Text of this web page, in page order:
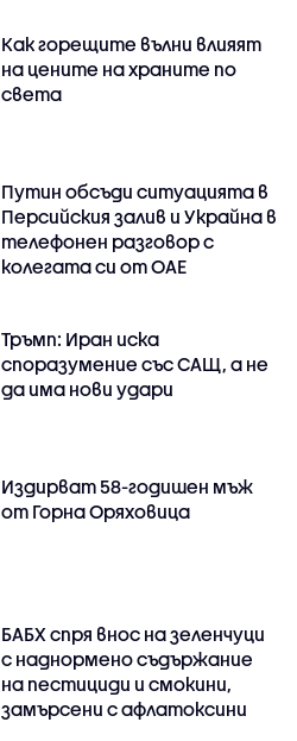
Как горещите вълни влияят
на цените на храните по
света
Путин обсъди ситуацията в
Персийския залив и Украйна в
телефонен разговор с
колегата си от ОАЕ
Тръмп: Иран иска
споразумение със САЩ, а не
да има нови удари
Издирват 58-годишен мъж
от Горна Оряховица
БАБХ спря внос на зеленчуци
с наднормено съдържание
на пестициди и смокини,
замърсени с афлатоксини